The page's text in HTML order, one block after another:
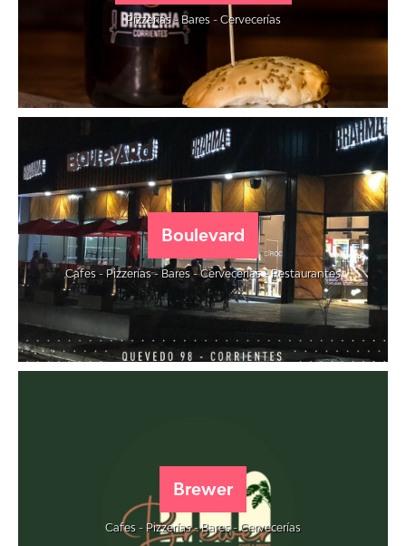
Pizzerías - Bares - Cervecerías
Boulevard
Cafes - Pizzerías - Bares - Cervecerías - Restaurantes
Brewer
Cafes - Pizzerías - Bares - Cervecerías